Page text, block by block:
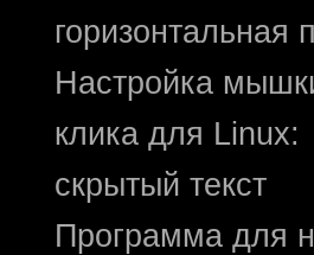
горизонтальная
Настройка
клика для Linux:
cкрытый текст
Программа для